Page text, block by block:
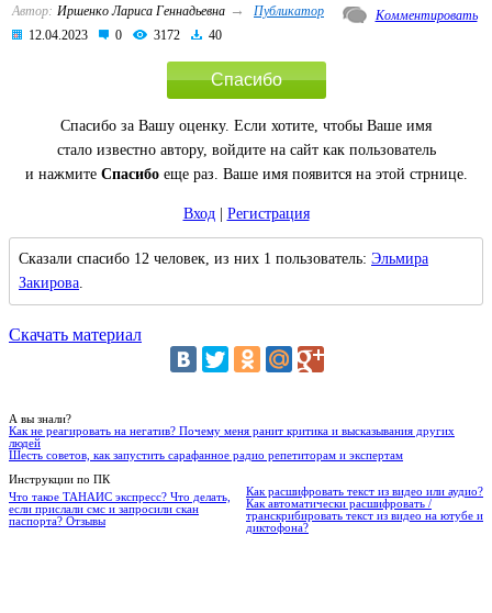
Автор: Иршенко Лариса Геннадьевна →
Публикатор
12.04.2023
0 3172 40
Комментировать
Спасибо
Спасибо за Вашу оценку. Если хотите, чтобы Ваше имя
стало известно автору, войдите на сайт как пользователь
и нажмите Спасибоеще раз. Ваше имя появится на этой стрнице.
Вход| Регистрация
Сказали спасибо 12 человек, из них 1 пользователь: Эльмира
Закирова
Скачать материал
А вы знали?
Как не реагировать на негатив? Почему меня ранит критика и высказывания других
людей
Шесть советов, как запустить сарафанное радио репетиторам и экспертам
Инструкции по ПК
Что такое ТАНАИС экспресс? Что делать,
если прислали смс и запросили скан
паспорта? Отзывы
Как расшифровать текст из видео или аудио?
Как автоматически расшифровать /
транскрибировать текст из видео на ютубе и
диктофона?